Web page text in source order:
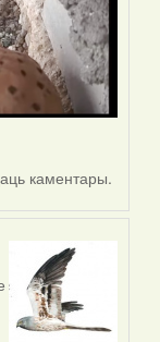
каментары.